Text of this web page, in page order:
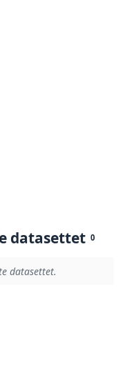
datasettet 0
datasettet.